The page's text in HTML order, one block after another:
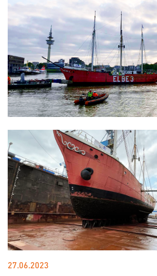
27.06.2023